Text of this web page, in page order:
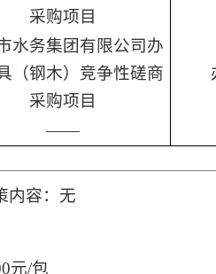
采购项目
水务集团有限公司办
（钢木）竞争性磋商
采购项目
——
内容：无
元/包